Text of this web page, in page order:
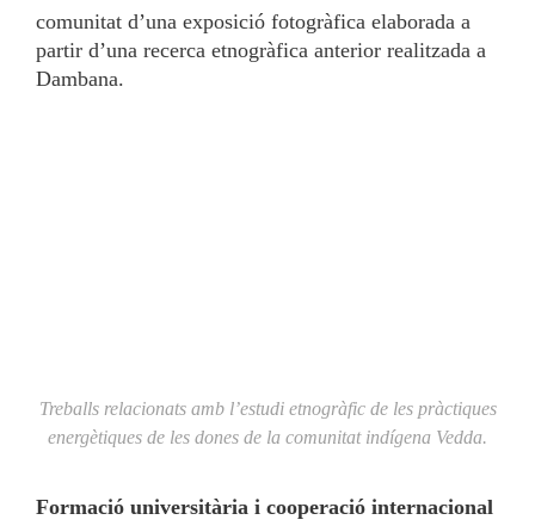
comunitat d’una exposició fotogràfica elaborada a
partir d’una recerca etnogràfica anterior realitzada a
Dambana.
Treballs relacionats amb l’estudi etnogràfic de les pràctiques
energètiques de les dones de la comunitat indígena Vedda.
Formació universitària i cooperació internacional